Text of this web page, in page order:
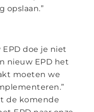
opslaan.”
EPD doe je niet
nieuw EPD het
moeten we
de komende